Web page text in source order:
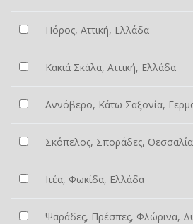
Πόρος, Αττική, Ελλάδα
Κακιά Σκάλα, Αττική, Ελλάδα
Αννόβερο, Κάτω Σαξονία,
Σκόπελος, Σποράδες,
Ιτέα, Φωκίδα, Ελλάδα
Ψαράδες, Πρέσπες, Φλώρινα,